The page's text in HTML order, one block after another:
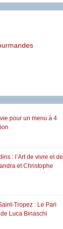
pour un menu à 4
: l’Art de vivre et de
et Christophe
Tropez : Le Pari
Luca Binaschi